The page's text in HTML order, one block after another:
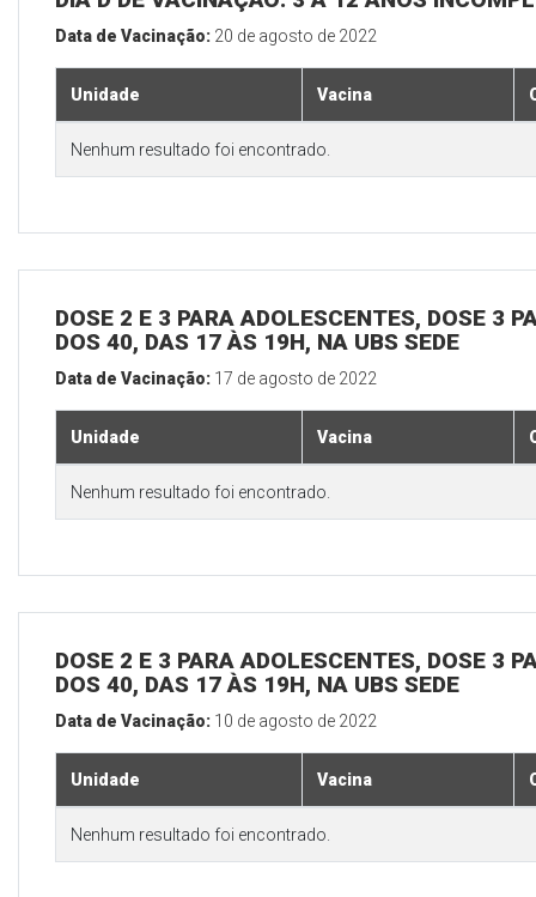
Data de Vacinação: 20 de agosto de 2022
Unidade Vacina
Nenhum resultado foi encontrado.
DOSE 2 E 3 PARA ADOLESCENTES, DOSE 3
DOS 40, DAS 17 ÀS 19H, NA UBS SEDE
Data de Vacinação: 17 de agosto de 2022
Unidade Vacina
Nenhum resultado foi encontrado.
DOSE 2 E 3 PARA ADOLESCENTES, DOSE 3
DOS 40, DAS 17 ÀS 19H, NA UBS SEDE
Data de Vacinação: 10 de agosto de 2022
Unidade Vacina
Nenhum resultado foi encontrado.